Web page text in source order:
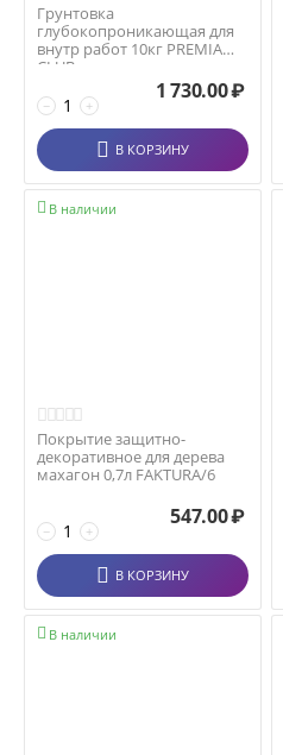
Грунтовка
глубокопроникающая для
внутр работ 10кг PREMIA
CLUB
+
−
1 730.00₽
В КОРЗИНУ
В наличии

Покрытие защитно-
декоративное для дерева
махагон 0,7л FAKTURA/6
+
−
547.00₽
В КОРЗИНУ
В наличии
